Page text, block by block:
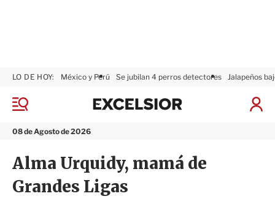
M
n
08 de Agosto de 2026
LO DE HOY: México y Perú Se jubilan 4 perros detectores Jalapeños
I
x
s
i
Alma Urquidy, mamá de
Grandes Ligas